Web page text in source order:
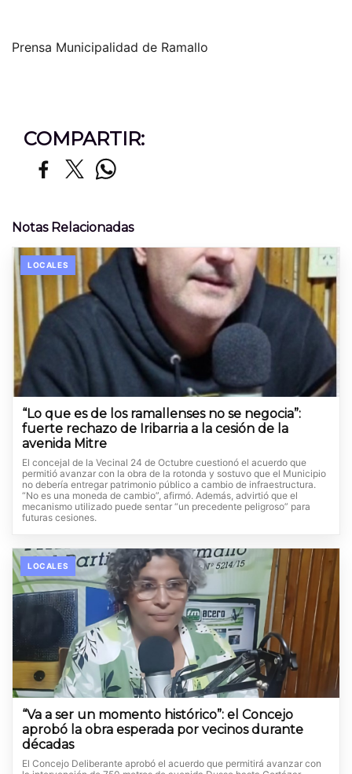
Prensa Municipalidad de Ramallo
COMPARTIR:
Notas Relacionadas
LOCALES
“Lo que es de los ramallenses no se negocia”:
fuerte rechazo de Iribarria a la cesión de la
avenida Mitre
El concejal de la Vecinal 24 de Octubre cuestionó el acuerdo que
permitió avanzar con la obra de la rotonda y sostuvo que el Municipio
no debería entregar patrimonio público a cambio de infraestructura.
“No es una moneda de cambio”, afirmó. Además, advirtió que el
mecanismo utilizado puede sentar “un precedente peligroso” para
futuras cesiones.
LOCALES
“Va a ser un momento histórico”: el Concejo
aprobó la obra esperada por vecinos durante
décadas
El Concejo Deliberante aprobó el acuerdo que permitirá avanzar con